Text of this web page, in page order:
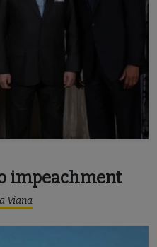
impeachment
Viana